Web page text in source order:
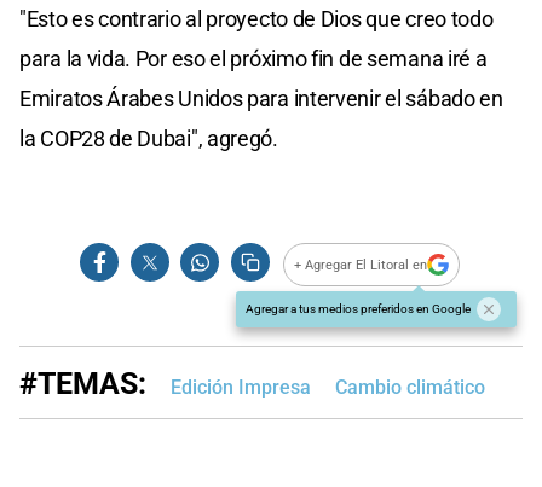
"Esto es contrario al proyecto de Dios que creo todo
para la vida. Por eso el próximo fin de semana iré a
Emiratos Árabes Unidos para intervenir el sábado en
la COP28 de Dubai", agregó.
+ Agregar El Litoral en
Agregar a tus medios preferidos en Google
#TEMAS: Edición Impresa Cambio climático